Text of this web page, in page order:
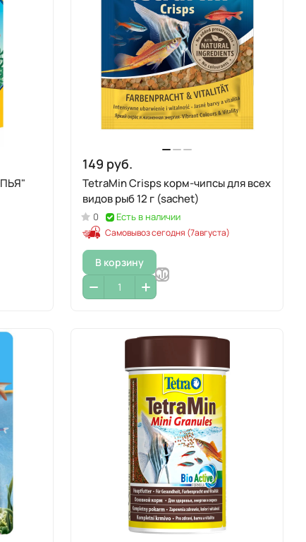
149 руб.
TetraMin Crisps корм-чипсы для всех
видов рыб 12 г (sachet)
0 Есть в наличии
Самовывоз сегодня (7августа)
В корзину